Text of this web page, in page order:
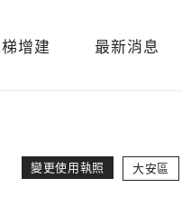
增建 最新消息
變更使用執照 大安區